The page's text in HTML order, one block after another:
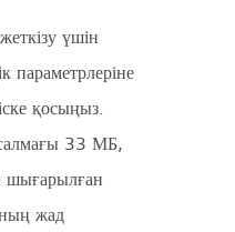
үшін
параметрлеріне
қосыңыз.
33 МБ,
шығарылған
жад